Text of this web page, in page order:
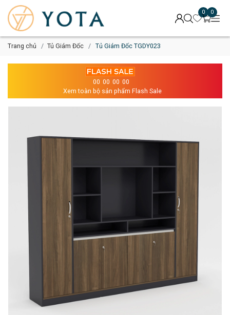
0 0
Trang chủ Tủ Giám Đốc Tủ Giám Đốc TGDY023
00 00 00 00
Xem toàn bộ sản phẩm Flash Sale